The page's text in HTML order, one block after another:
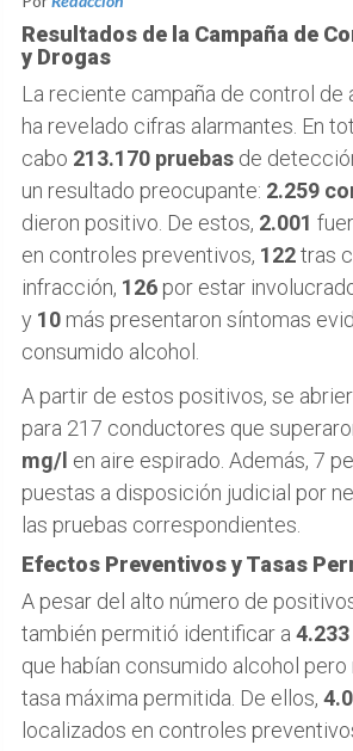
Resultados de la Campaña de
y Drogas
La reciente campaña de control de
ha revelado cifras alarmantes. En
cabo 213.170 pruebas de
un resultado preocupante: 2.259
dieron positivo. De estos, 2.001
en controles preventivos, 122tras
infracción, 126 por estar
y 10 más presentaron síntomas
consumido alcohol.
A partir de estos positivos, se
para 217 conductores que
mg/l en aire espirado. Además, 7
puestas a disposición judicial por
las pruebas correspondientes.
Efectos Preventivos y Tasas
A pesar del alto número de
también permitió identificar a
que habían consumido alcohol pero
tasa máxima permitida. De ellos,
localizados en controles